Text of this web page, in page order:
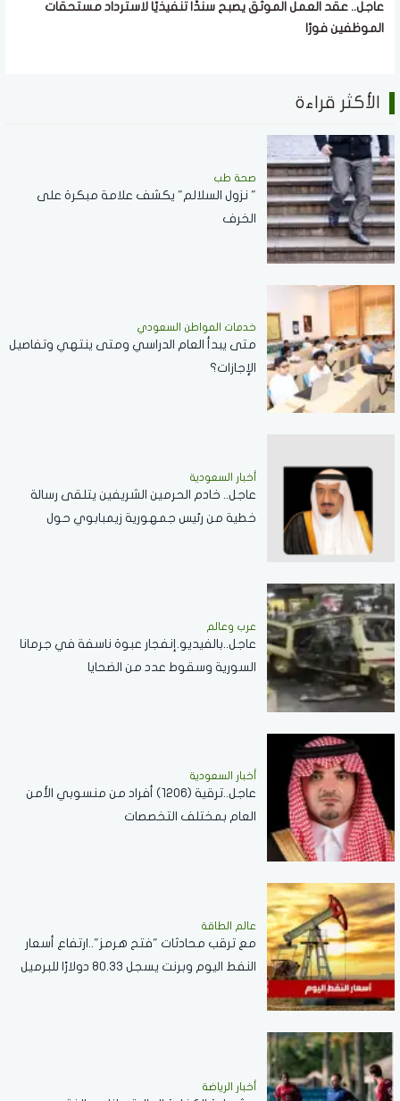
عاجل.. عقد العمل الموثق يصبح سندًا تنفيذيًا لاسترداد مستحقات
الموظفين فورًا
الأكثر قراءة
صحة طب
" نزول السلالم" يكشف علامة مبكرة على
الخرف
خدمات المواطن السعودي
‏متى يبدأ العام الدراسي ومتى ينتهي وتفاصيل
الإجازات؟
أخبار السعودية
عاجل.. خادم الحرمين الشريفين يتلقى رسالة
خطية من رئيس جمهورية زيمبابوي حول
عرب وعالم
عاجل..بالفيديو.إنفجار عبوة ناسفة في جرمانا
السورية وسقوط عدد من الضحايا
أخبار السعودية
عاجل..ترقية (1206) أفراد من منسوبي الأمن
العام بمختلف التخصصات
عالم الطاقة
مع ترقب محادثات "فتح هرمز"..ارتفاع أسعار
النفط اليوم وبرنت يسجل 80.33 دولارًا للبرميل
أخبار الرياضة